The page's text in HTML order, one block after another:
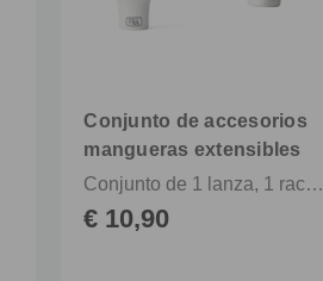
Conjunto de accesorios
mangueras extensibles
Conjunto de 1 lanza, 1 racor aquastop y 1 adaptador de grifo para cocinas y baños
€ 10,90